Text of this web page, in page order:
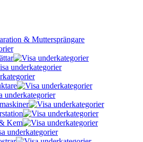
& Muttersprängare
Kem